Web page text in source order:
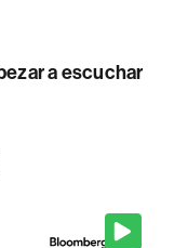
a escuchar